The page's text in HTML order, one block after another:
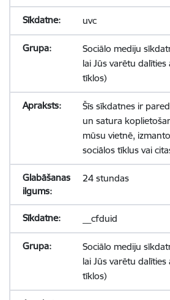
uvc
Sociālo mediju
lai Jūs varētu
tīklos)
Šīs sīkdatnes ir
un satura
mūsu vietnē,
sociālos tīklus vai
24 stundas
__cfduid
Sociālo mediju
lai Jūs varētu
tīklos)